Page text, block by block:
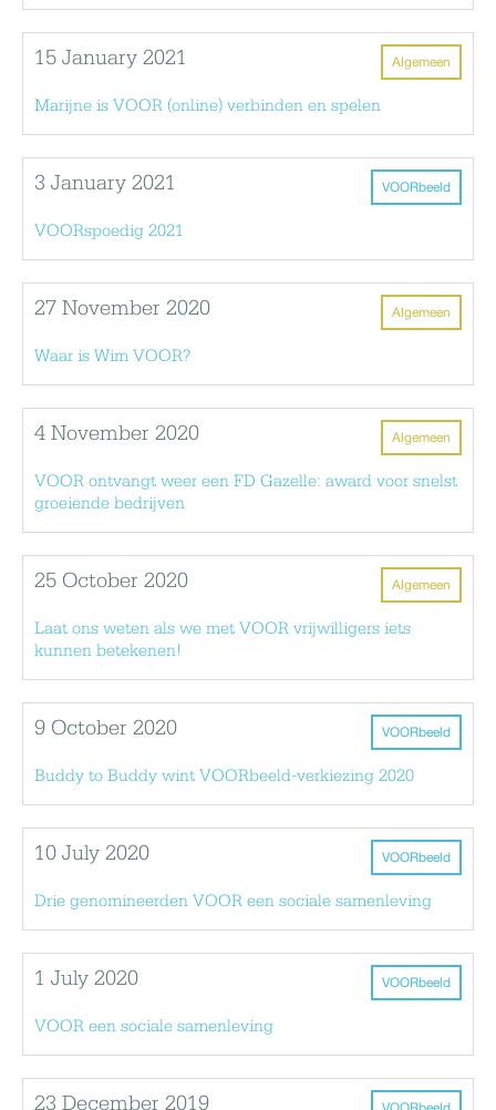
Algemeen
15 January 2021
Marijne is VOOR (online) verbinden en spelen
VOORbeeld
3 January 2021
VOORspoedig 2021
Algemeen
27 November 2020
Waar is Wim VOOR?
Algemeen
4 November 2020
VOOR ontvangt weer een FD Gazelle: award voor snelst
groeiende bedrijven
Algemeen
25 October 2020
Laat ons weten als we met VOOR vrijwilligers iets
kunnen betekenen!
VOORbeeld
9 October 2020
Buddy to Buddy wint VOORbeeld-verkiezing 2020
VOORbeeld
10 July 2020
Drie genomineerden VOOR een sociale samenleving
VOORbeeld
1 July 2020
VOOR een sociale samenleving
23 December 2019